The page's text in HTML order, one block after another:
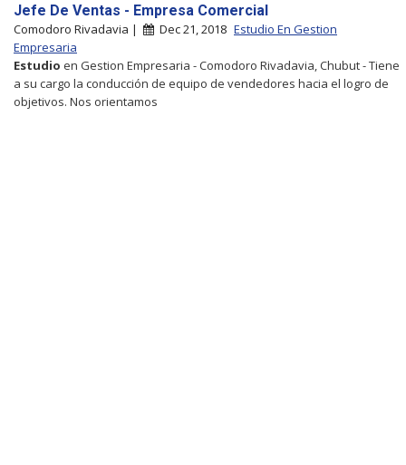
Jefe De Ventas - Empresa Comercial
Comodoro Rivadavia | Dec 21, 2018 Estudio En Gestion
Empresaria
Estudio en Gestion Empresaria - Comodoro Rivadavia, Chubut - Tiene
a su cargo la conducción de equipo de vendedores hacia el logro de
objetivos. Nos orientamos